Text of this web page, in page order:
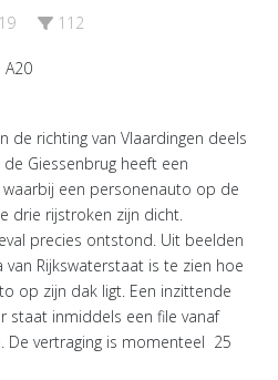
112
de richting van Vlaardingen deels
Giessenbrug heeft een
een personenauto op de
drie rijstroken zijn dicht.
precies ontstond. Uit beelden
Rijkswaterstaat is te zien hoe
op zijn dak ligt. Een inzittende
staat inmiddels een file vanaf
De vertraging is momenteel 25